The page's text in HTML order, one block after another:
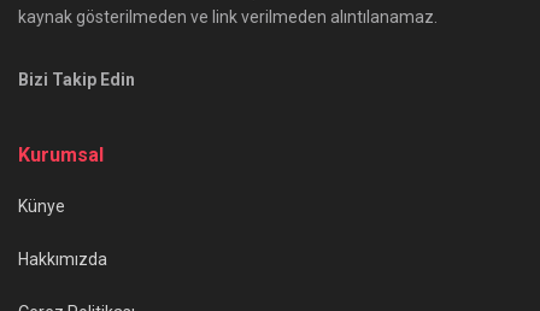
kaynak gösterilmeden ve link verilmeden alıntılanamaz.
Bizi Takip Edin
Kurumsal
Künye
Hakkımızda